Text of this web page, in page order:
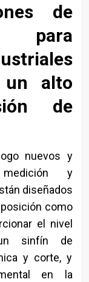
de
para
un alto
de
nuevos y
y
diseñados
como
el nivel
sinfín de
y corte, y
en la